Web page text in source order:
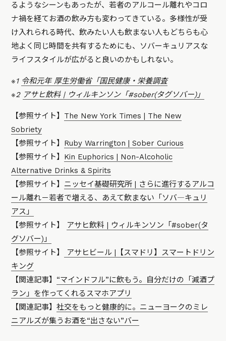
るようなシーンもあったが、若者のアルコール離れやコロ
ナ禍を経てお酒の飲み方も変わってきている。多様性が受
け入れられる時代、飲みたい人も飲まない人もどちらも心
地よく同じ時間を共有するためにも、ソバーキュリアスな
ライフスタイルが広がると良いのかもしれない。
※1 令和元年 厚生労働省「国民健康・栄養調査
※2 アサヒ飲料 | ウィルキンソン「#sober(タグソバー)」
【参照サイト】 The New York Times | The New
Sobriety
【参照サイト】 Ruby Warrington | Sober Curious
【参照サイト】 Kin Euphorics | Non-Alcoholic
Alternative Drinks & Spirits
【参照サイト】 ニッセイ基礎研究所 | さらに進行するアルコ
ール離れ－若者で増える、あえて飲まない「ソバ―キュリ
アス」
【参照サイト】 アサヒ飲料 | ウィルキンソン「#sober(タ
グソバー)」
【参照サイト】
アサヒビール |【スマドリ】スマートドリン
キング
【関連記事】 “マインドフル”に飲もう。自分だけの「減酒プ
ラン」を作ってくれるスマホアプリ
【関連記事】社交をもっと健康的に。ニューヨークのミレ
ニアルズが集うお酒を“出さない”バー